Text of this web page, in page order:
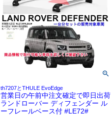
th7207とTHULE EvoEdge
営業日の午前中注文確定で即日出荷
ランドローバー ディフェンダー ル
ーフレールベース付 #LE72#